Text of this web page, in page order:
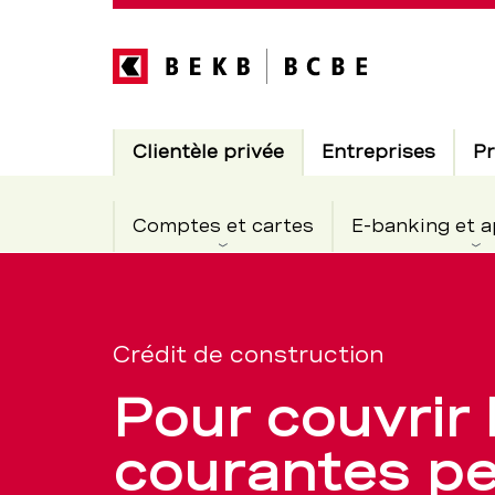
Hauptnavigation
Clientèle privéeActif
Comptes et cartes E-banking et
Entreprises
navigation
service
Crédit de construction
Pour couvrir
courantes